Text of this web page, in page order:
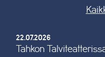
22.07.2026
Tahkon